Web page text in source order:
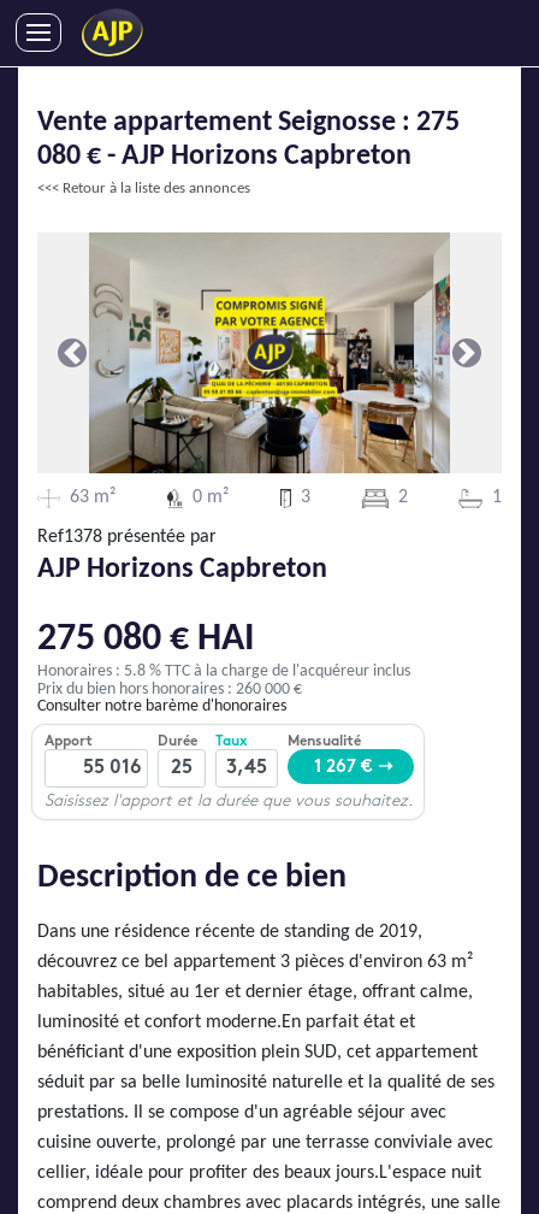
VENTES
LOCATIONS
GESTION LOCATIVE
IMMOBILIER NEUF
LOCATIONS DE VACANCES
DEVENIR FRANCHISÉ
AJP Recrute
AJP Actualités
Service Qualité Clients
Vente appartement Seignosse : 275
080 € - AJP Horizons Capbreton
<<< Retour à la liste des annonces
Précédente Suivante
63 m² 0 m² 3 2 1
Ref1378 présentée par
AJP Horizons Capbreton
275 080 € HAI
Honoraires : 5.8 % TTC à la charge de l'acquéreur inclus
Prix du bien hors honoraires : 260 000 €
Consulter notre barème d'honoraires
Description de ce bien
Dans une résidence récente de standing de 2019,
découvrez ce bel appartement 3 pièces d'environ 63 m²
habitables, situé au 1er et dernier étage, offrant calme,
luminosité et confort moderne.En parfait état et
bénéficiant d'une exposition plein SUD, cet appartement
séduit par sa belle luminosité naturelle et la qualité de ses
prestations. Il se compose d'un agréable séjour avec
cuisine ouverte, prolongé par une terrasse conviviale avec
cellier, idéale pour profiter des beaux jours.L'espace nuit
comprend deux chambres avec placards intégrés, une salle